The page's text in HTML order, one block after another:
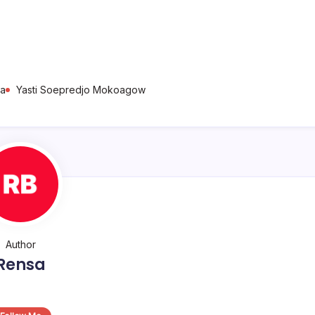
Yasti Soepredjo Mokoagow
Author